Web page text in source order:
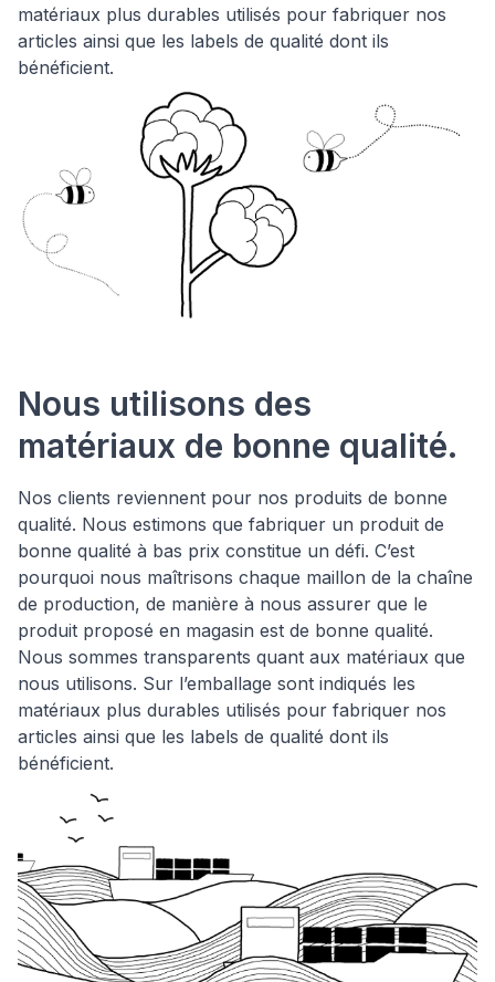
matériaux plus durables utilisés pour fabriquer nos
articles ainsi que les labels de qualité dont ils
bénéficient.
Nous utilisons des
matériaux de bonne qualité.
Nos clients reviennent pour nos produits de bonne
qualité. Nous estimons que fabriquer un produit de
bonne qualité à bas prix constitue un défi. C’est
pourquoi nous maîtrisons chaque maillon de la chaîne
de production, de manière à nous assurer que le
produit proposé en magasin est de bonne qualité.
Nous sommes transparents quant aux matériaux que
nous utilisons. Sur l’emballage sont indiqués les
matériaux plus durables utilisés pour fabriquer nos
articles ainsi que les labels de qualité dont ils
bénéficient.